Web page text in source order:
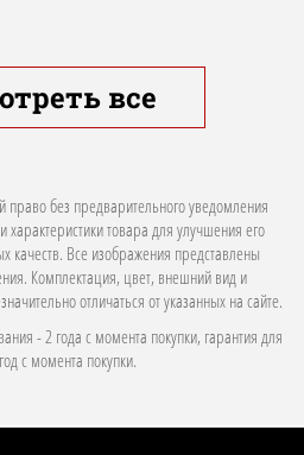
все
право без предварительного уведомления
товара для улучшения его
качеств. Все изображения представлены
Комплектация, цвет, внешний вид и
отличаться от указанных на сайте.
- 2 года с момента покупки, гарантия для
с момента покупки.